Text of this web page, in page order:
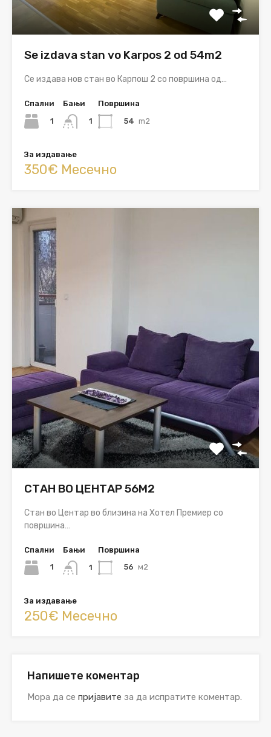
Se izdava stan vo Karpos 2 od 54m2
Се издава нов стан во Карпош 2 со површина од…
Спални
1
Бањи
1
Површина
54 m2
За издавање
350€ Месечно
СТАН ВО ЦЕНТАР 56М2
Стан во Центар во близина на Хотел Премиер со
површина…
Спални
1
Бањи
1
Површина
56 м2
За издавање
250€ Месечно
Напишете коментар
Мора да се пријавите за да испратите коментар.